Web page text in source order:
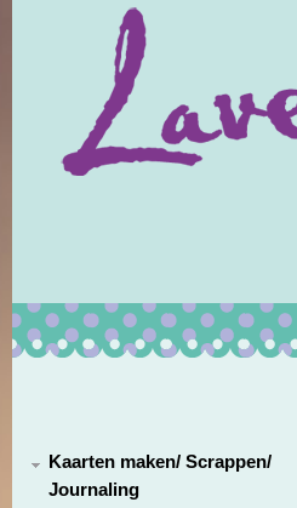
Kaarten maken/ Scrappen/
Journaling